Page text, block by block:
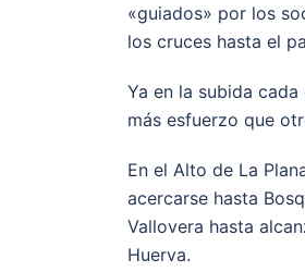
«guiados» por los
los cruces hasta el
Ya en la subida
más esfuerzo que
En el Alto de La
acercarse hasta
Vallovera hasta
Huerva.